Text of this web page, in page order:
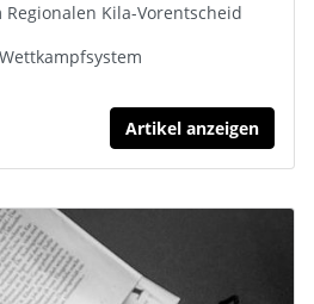
Kila-Vorentscheid
Artikel anzeigen